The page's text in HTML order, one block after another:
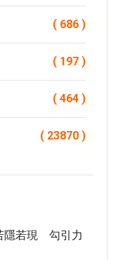
( 686 )
( 197 )
( 464 )
( 23870 )
隱若現 勾引力